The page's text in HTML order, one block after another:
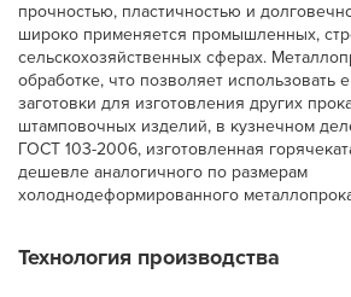
прочностью, пластичностью и
широко применяется промышленных,
сельскохозяйственных сферах.
обработке, что позволяет использовать
заготовки для изготовления других
штамповочных изделий, в кузнечном
ГОСТ 103-2006, изготовленная
дешевле аналогичного по размерам
холоднодеформированного
Технология производства